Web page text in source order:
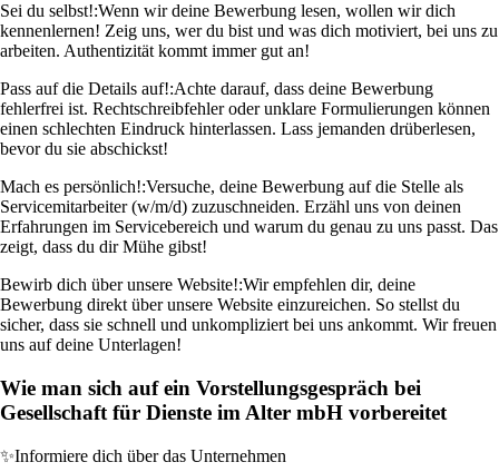
Sei du selbst!:Wenn wir deine Bewerbung lesen, wollen wir dich
kennenlernen! Zeig uns, wer du bist und was dich motiviert, bei uns zu
arbeiten. Authentizität kommt immer gut an!
Pass auf die Details auf!:Achte darauf, dass deine Bewerbung
fehlerfrei ist. Rechtschreibfehler oder unklare Formulierungen können
einen schlechten Eindruck hinterlassen. Lass jemanden drüberlesen,
bevor du sie abschickst!
Mach es persönlich!:Versuche, deine Bewerbung auf die Stelle als
Servicemitarbeiter (w/m/d) zuzuschneiden. Erzähl uns von deinen
Erfahrungen im Servicebereich und warum du genau zu uns passt. Das
zeigt, dass du dir Mühe gibst!
Bewirb dich über unsere Website!:Wir empfehlen dir, deine
Bewerbung direkt über unsere Website einzureichen. So stellst du
sicher, dass sie schnell und unkompliziert bei uns ankommt. Wir freuen
uns auf deine Unterlagen!
Wie man sich auf ein Vorstellungsgespräch bei
Gesellschaft für Dienste im Alter mbH vorbereitet
✨Informiere dich über das Unternehmen